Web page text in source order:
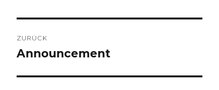
ZURÜCK
Vorheriger
Announcement